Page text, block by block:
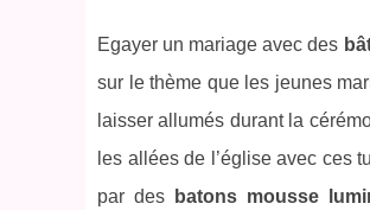
Egayer un mariage avec des
sur le thème que les jeunes
laisser allumés durant la
les allées de l’église avec ces
par des
batons mousse